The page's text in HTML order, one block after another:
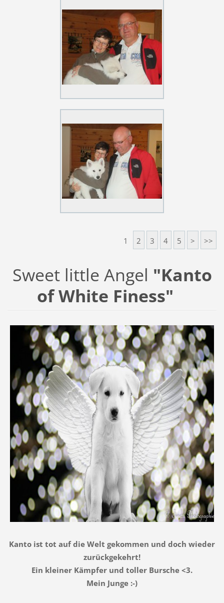
1 2 3 4 5 > >>
Sweet little Angel "Kanto
of White Finess"
Kanto ist tot auf die Welt gekommen und doch wieder
zurückgekehrt!
Ein kleiner Kämpfer und toller Bursche <3.
Mein Junge :-)